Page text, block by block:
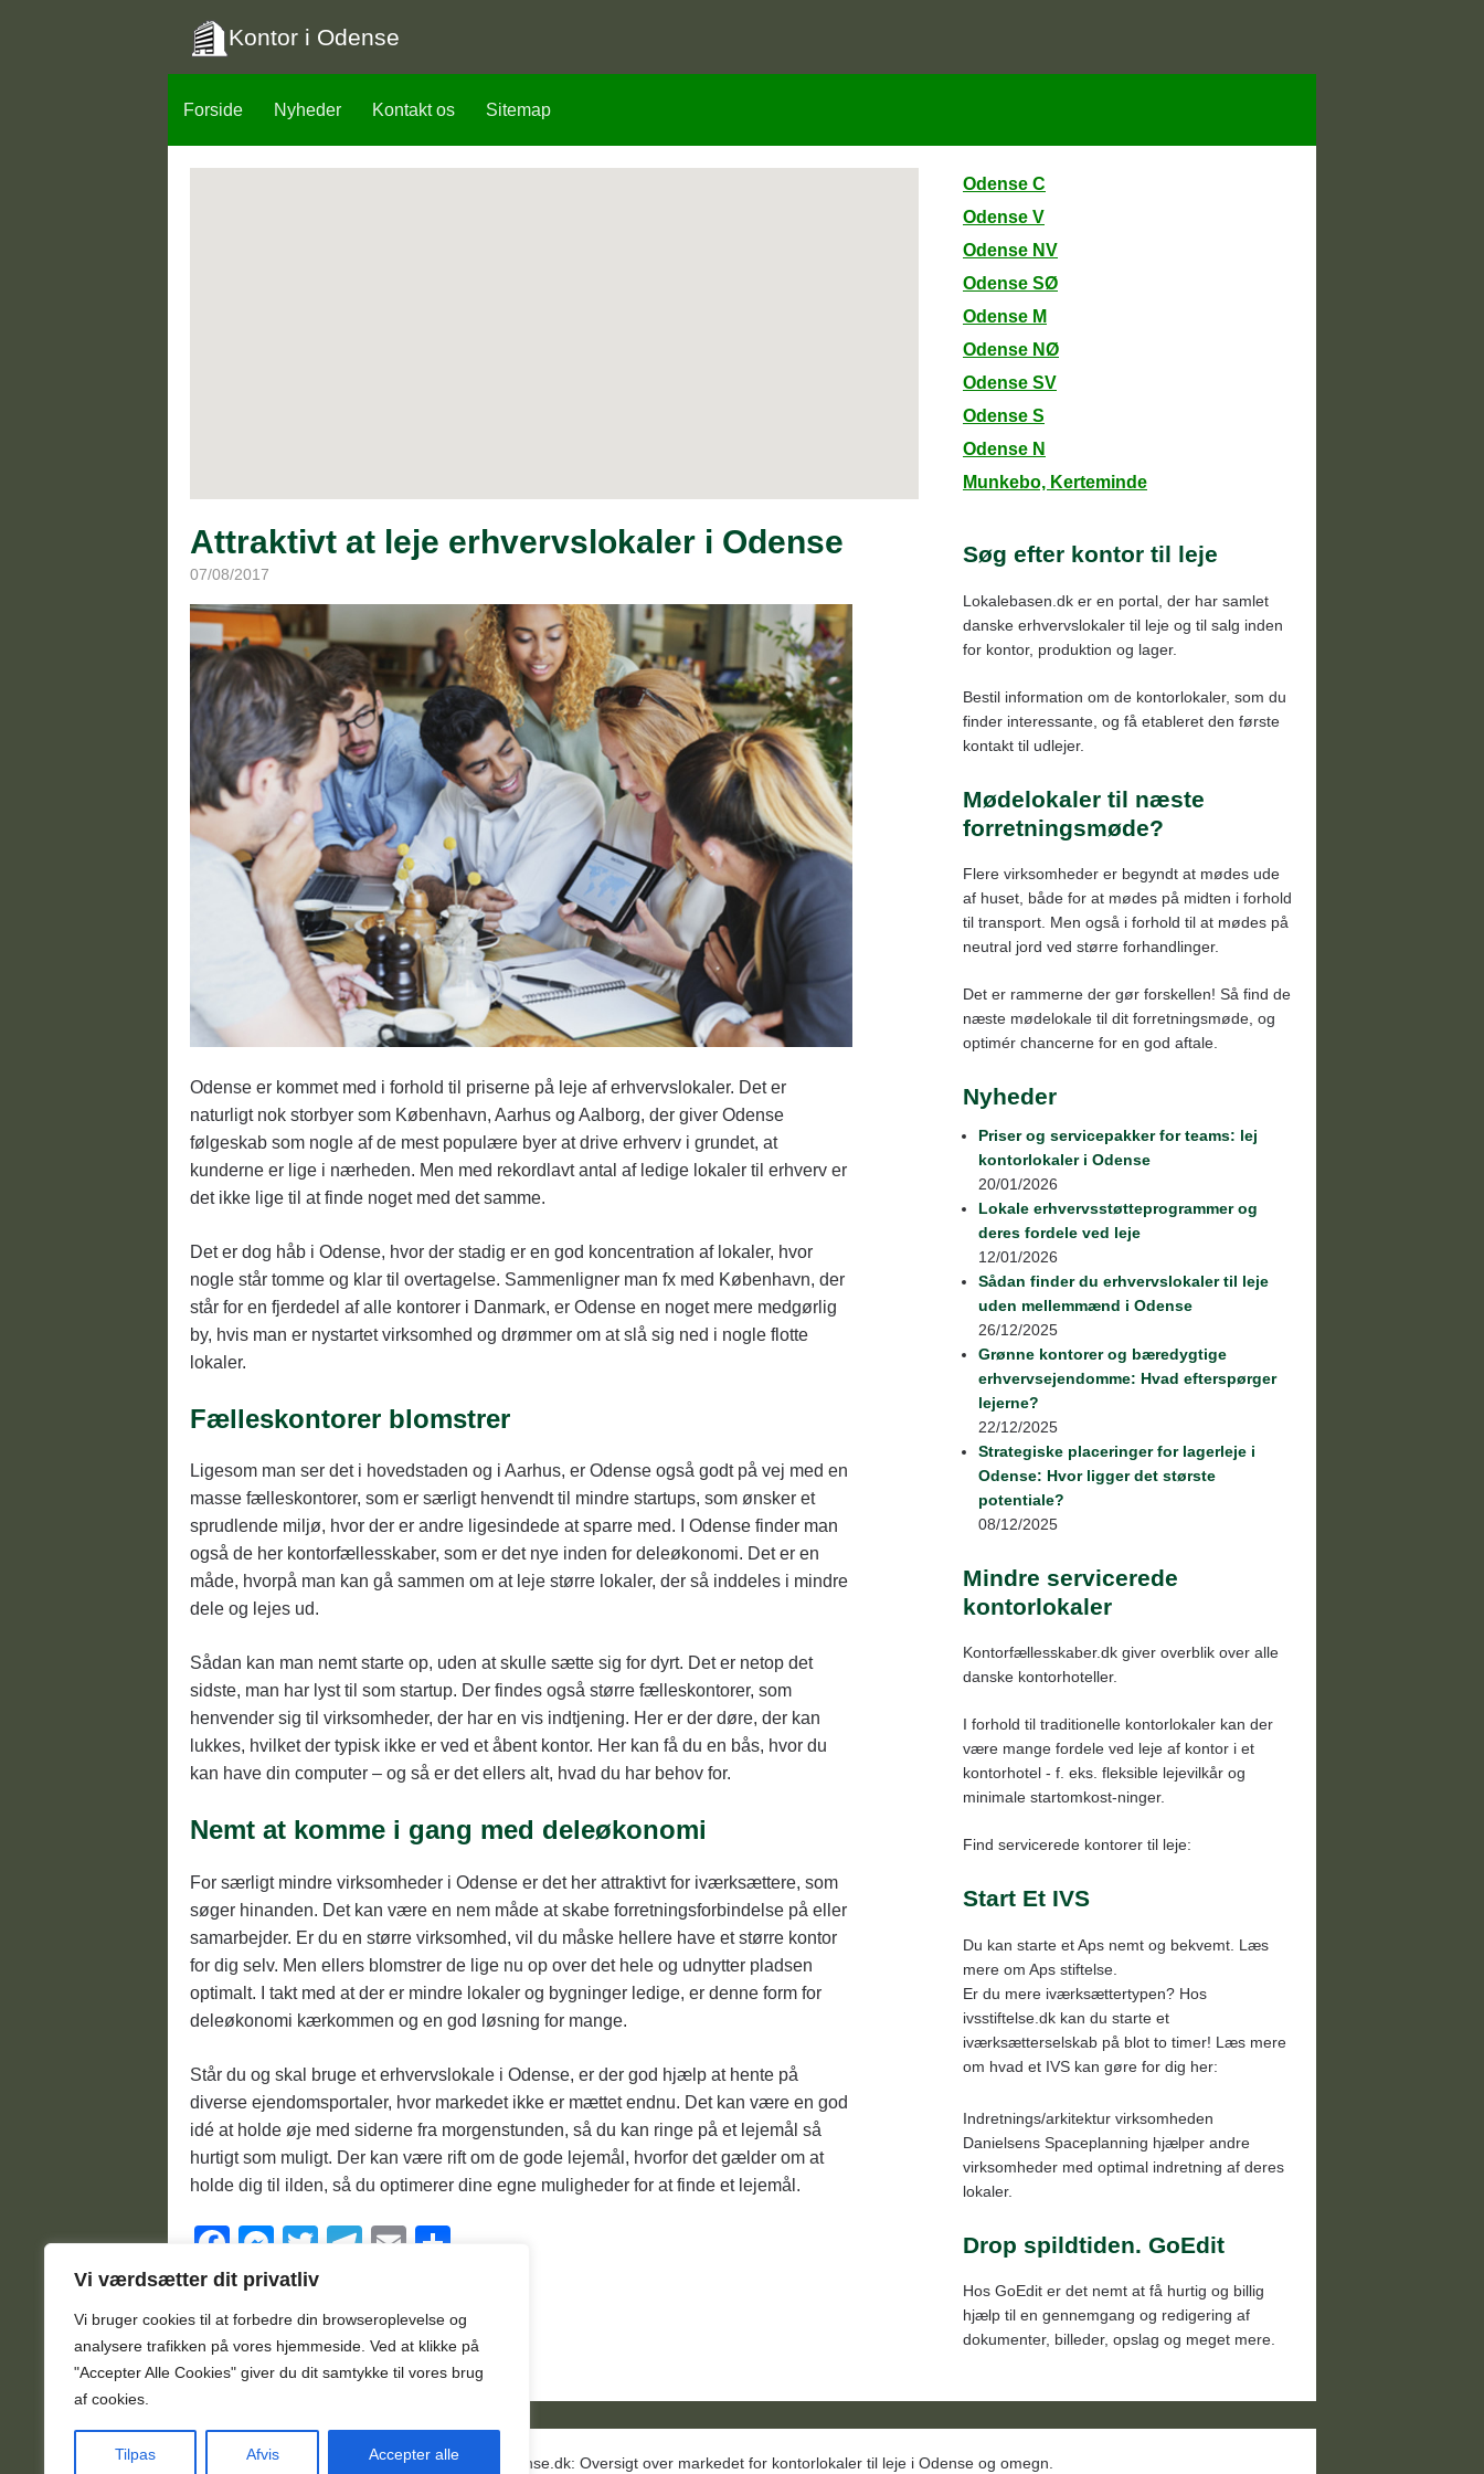
Vi værdsætter dit privatliv
Vi bruger cookies til at forbedre din browseroplevelse og
analysere trafikken på vores hjemmeside Ved at klikke på
"Accepter Alle Cookies" giver du dit samtykke til vores brug
af cookies.
Tilpas Afvis Accepter alle
Kontor i Odense
Forside Nyheder Kontakt os Sitemap
Odense C
Odense V
Odense NV
Odense SØ
Odense M
Odense NØ
Odense SV
Odense S
Odense N
Munkebo, Kerteminde
Svendborg
Otterup, Søndersø, Bogense
Tommerup, Glamsbjerg, Assens
Årslev, Ring, Ryslinge
Attraktivt at leje erhvervslokaler i Odense
07/08/2017
Odense er kommet med i forhold til priserne på leje af erhvervslokaler. Det er
naturligt nok storbyer som København, Aarhus og Aalborg, der giver Odense
følgeskab som nogle af de mest populære byer at drive erhverv i grundet, at
kunderne er lige i nærheden. Men med rekordlavt antal af ledige lokaler til erhverv er
det ikke lige til at finde noget med det samme.
Det er dog håb i Odense, hvor der stadig er en god koncentration af lokaler, hvor
nogle står tomme og klar til overtagelse. Sammenligner man fx med København, der
står for en fjerdedel af alle kontorer i Danmark, er Odense en noget mere medgørlig
by, hvis man er nystartet virksomhed og drømmer om at slå sig ned i nogle flotte
lokaler.
Fælleskontorer blomstrer
Ligesom man ser det i hovedstaden og i Aarhus, er Odense også godt på vej med en
masse fælleskontorer, som er særligt henvendt til mindre startups, som ønsker et
sprudlende miljø, hvor der er andre ligesindede at sparre med. I Odense finder man
også de her kontorfællesskaber, som er det nye inden for deleøkonomi. Det er en
måde, hvorpå man kan gå sammen om at leje større lokaler, der så inddeles i mindre
dele og lejes ud.
Sådan kan man nemt starte op, uden at skulle sætte sig for dyrt. Det er netop det
sidste, man har lyst til som startup. Der findes også større fælleskontorer, som
henvender sig til virksomheder, der har en vis indtjening. Her er der døre, der kan
lukkes, hvilket der typisk ikke er ved et åbent kontor. Her kan få du en bås, hvor du
kan have din computer – og så er det ellers alt, hvad du har behov for.
Nemt at komme i gang med deleøkonomi
For særligt mindre virksomheder i Odense er det her attraktivt for iværksættere, som
søger hinanden. Det kan være en nem måde at skabe forretningsforbindelse på eller
samarbejder. Er du en større virksomhed, vil du måske hellere have et større kontor
for dig selv. Men ellers blomstrer de lige nu op over det hele og udnytter pladsen
optimalt. I takt med at der er mindre lokaler og bygninger ledige, er denne form for
deleøkonomi kærkommen og en god løsning for mange.
Står du og skal bruge et erhvervslokale i Odense, er der god hjælp at hente på
diverse ejendomsportaler, hvor markedet ikke er mættet endnu. Det kan være en god
idé at holde øje med siderne fra morgenstunden, så du kan ringe på et lejemål så
hurtigt som muligt. Der kan være rift om de gode lejemål, hvorfor det gælder om at
holde dig til ilden, så du optimerer dine egne muligheder for at finde et lejemål.
F
a
c
e
b
o
o
M
e
ss
e
n
g
er
T
wi
tt
er
T
e
gr
a
m
E
ail ar
e
Søg efter kontor til leje
Lokalebasen.dk er en portal, der har samlet
danske erhvervslokaler til leje og til salg inden
for kontor, produktion og lager.
Bestil information om de kontorlokaler, som du
finder interessante, og få etableret den første
kontakt til udlejer.
Mødelokaler til næste
forretningsmøde?
Flere virksomheder er begyndt at mødes ude
af huset, både for at mødes på midten i forhold
til transport. Men også i forhold til at mødes på
neutral jord ved større forhandlinger.
Det er rammerne der gør forskellen! Så find de
næste mødelokale til dit forretningsmøde, og
optimér chancerne for en god aftale.
Nyheder
Priser og servicepakker for teams: lej
kontorlokaler i Odense
20/01/2026
Lokale erhvervsstøtteprogrammer og
deres fordele ved leje
12/01/2026
Sådan finder du erhvervslokaler til leje
uden mellemmænd i Odense
26/12/2025
Grønne kontorer og bæredygtige
erhvervsejendomme: Hvad efterspørger
lejerne?
22/12/2025
Strategiske placeringer for lagerleje i
Odense: Hvor ligger det største
potentiale?
08/12/2025
Mindre servicerede
kontorlokaler
Kontorfællesskaber.dk giver overblik over alle
danske kontorhoteller.
I forhold til traditionelle kontorlokaler kan der
være mange fordele ved leje af kontor i et
kontorhotel - f. eks. fleksible lejevilkår og
minimale startomkost-ninger.
Find servicerede kontorer til leje:
Start Et IVS
Du kan starte et Aps nemt og bekvemt. Læs
mere om Aps stiftelse.
Er du mere iværksættertypen? Hos
ivsstiftelse.dk kan du starte et
iværksætterselskab på blot to timer! Læs mere
om hvad et IVS kan gøre for dig her:
Indretnings/arkitektur virksomheden
Danielsens Spaceplanning hjælper andre
virksomheder med optimal indretning af deres
lokaler.
Drop spildtiden. GoEdit
Hos GoEdit er det nemt at få hurtig og billig
hjælp til en gennemgang og redigering af
dokumenter, billeder, opslag og meget mere.
© Kontor-odense.dk: Oversigt over markedet for kontorlokaler til leje i Odense og omegn.